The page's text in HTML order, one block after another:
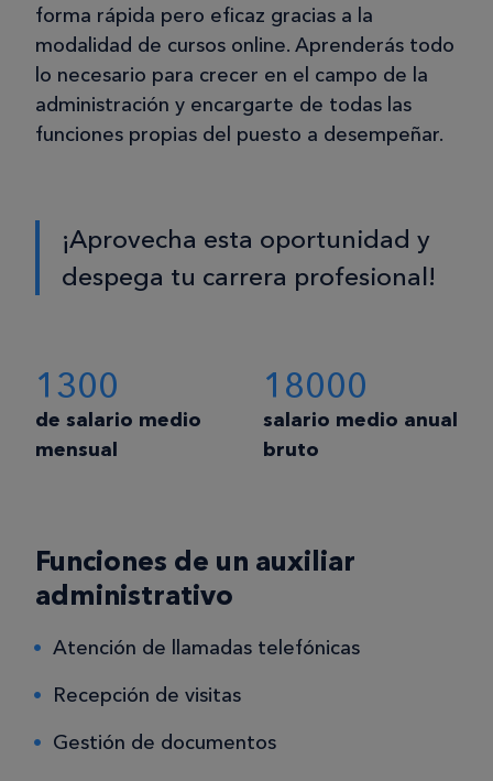
forma rápida pero eficaz gracias a la
modalidad de cursos online. Aprenderás todo
lo necesario para crecer en el campo de la
administración y encargarte de todas las
funciones propias del puesto a desempeñar.
¡Aprovecha esta oportunidad y
despega tu carrera profesional!
1300
de salario medio
mensual
18000
salario medio anual
bruto
Funciones de un auxiliar
administrativo
Atención de llamadas telefónicas
Recepción de visitas
Gestión de documentos